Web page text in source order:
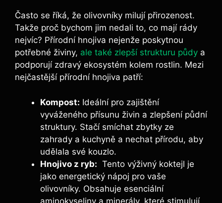
⁣Často⁤ se říká,⁣ že olivovníky⁣ milují ⁢přirozenost.
Takže‍ proč ⁢bychom jim nedali⁣ to, co mají rády
nejvíc? Přírodní hnojiva nejenže poskytnou
potřebné‌ živiny, ale také zlepší strukturu půdy ⁢ a
podporují zdravý ekosystém kolem rostlin. Mezi
nejčastější přírodní‌ hnojiva patří:
Kompost: Ideální ​pro zajištění
vyváženého přísunu ⁤živin a zlepšení půdní
struktury. Stačí smíchat ‌zbytky ​ze
zahrady a⁤ kuchyně⁢ a nechat přírodu, aby
udělala své kouzlo.
Hnojivo z ryb: ‌ Tento‌ výživný koktejl je
jako energetický ‍nápoj pro vaše
olivovníky. Obsahuje esenciální
aminokyseliny a minerály, které stimulují